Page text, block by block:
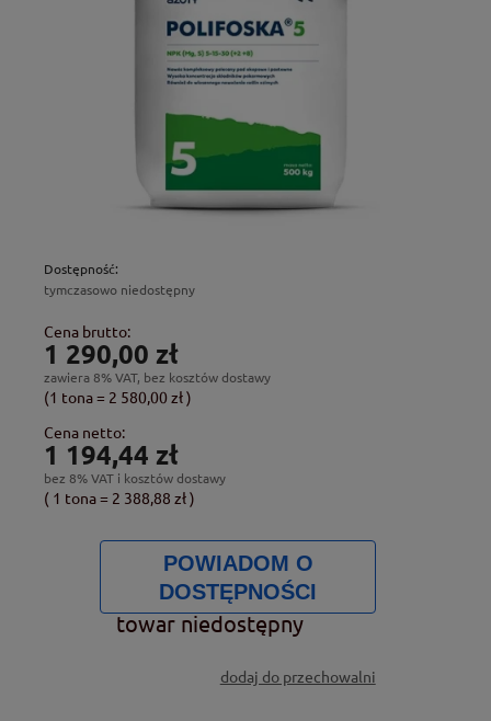
Dostępność:
tymczasowo niedostępny
Cena brutto:
1 290,00 zł
zawiera 8% VAT, bez kosztów dostawy
(1 tona= 2 580,00 zł)
Cena netto:
1 194,44 zł
bez 8% VAT i kosztów dostawy
( 1 tona= 2 388,88 zł)
POWIADOM O
DOSTĘPNOŚCI
towar niedostępny
dodaj do przechowalni